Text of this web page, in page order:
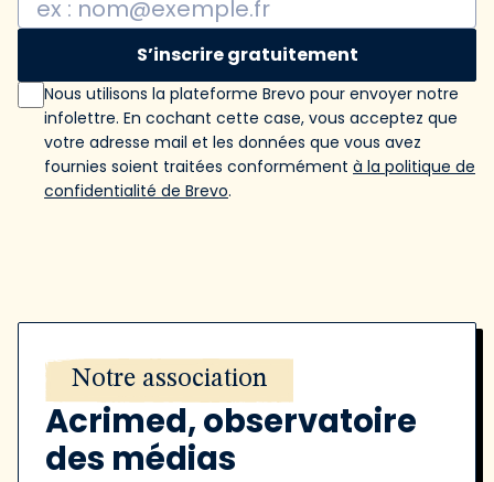
S’inscrire gratuitement
Nous utilisons la plateforme Brevo pour envoyer notre
infolettre. En cochant cette case, vous acceptez que
votre adresse mail et les données que vous avez
fournies soient traitées conformément à la politique de
confidentialité de Brevo.
Notre association
Acrimed, observatoire
des médias